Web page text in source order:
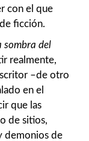
con el que
ficción.
sombra del
realmente,
–de otro
en el
que las
de sitios,
demonios de